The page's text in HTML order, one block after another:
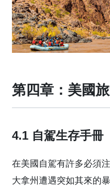
第四章：美國
4.1 自駕生存手冊
在美國自駕有許多必須
大拿州遭遇突如其來的